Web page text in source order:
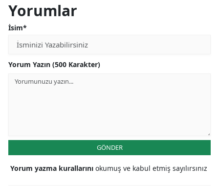
Yorumlar
İsim*
Yorum Yazın (500 Karakter)
GÖNDER
Yorum yazma kurallarını okumuş ve kabul etmiş sayılırsınız